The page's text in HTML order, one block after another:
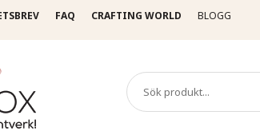
FAQ CRAFTING WORLD BLOGG